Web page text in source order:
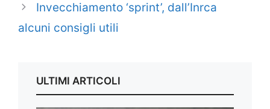
Invecchiamento ‘sprint’, dall’Inrca
alcuni consigli utili
ULTIMI ARTICOLI